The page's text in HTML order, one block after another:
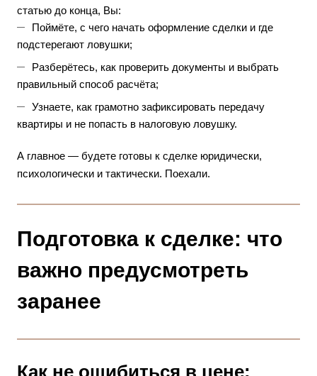
статью до конца, Вы:
Поймёте, с чего начать оформление сделки и где
подстерегают ловушки;
Разберётесь, как проверить документы и выбрать
правильный способ расчёта;
Узнаете, как грамотно зафиксировать передачу
квартиры и не попасть в налоговую ловушку.
А главное — будете готовы к сделке юридически,
психологически и тактически. Поехали.
Подготовка к сделке: что
важно предусмотреть
заранее
Как не ошибиться в цене: